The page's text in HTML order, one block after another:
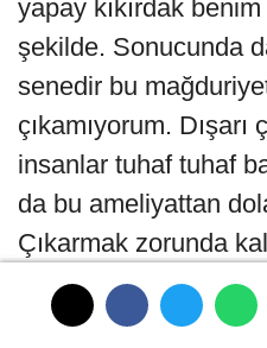
yapay kıkırdak
şekilde. Sonucunda
senedir bu
çıkamıyorum. Dışarı
insanlar tuhaf tuhaf
da bu ameliyattan
Çıkarmak zorunda
nedeniyle, 2 senedir
İkinci ameliyatımda